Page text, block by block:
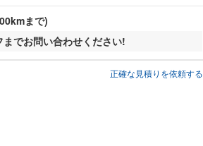
まで)
でお問い合わせください!
正確な見積りを依頼する